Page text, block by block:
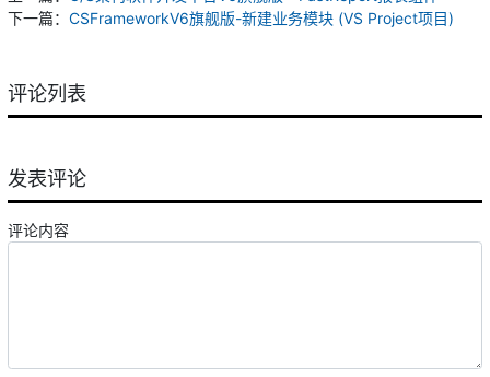
下一篇： CSFrameworkV6旗舰版-新建业务模块 (VS Project项目)
评论列表
发表评论
评论内容